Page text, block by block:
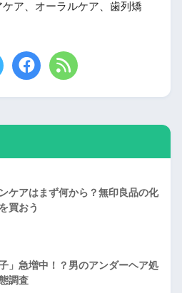
ア、オーラルケア、歯列矯
ケアはまず何から？無印良品の化
買おう
子」急増中！？男のアンダーヘア処
調査